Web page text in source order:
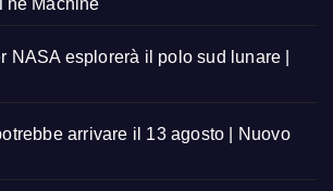
Machine
NASA esplorerà il polo sud lunare |
arrivare il 13 agosto | Nuovo